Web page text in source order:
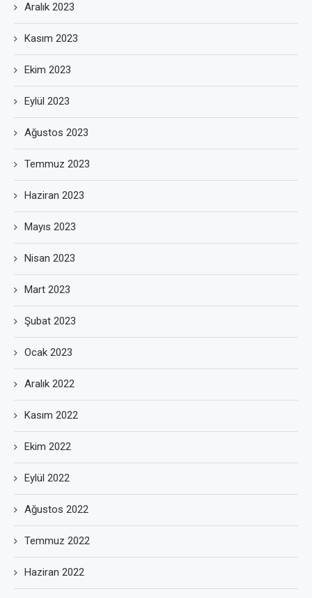
Aralık 2023
Kasım 2023
Ekim 2023
Eylül 2023
Ağustos 2023
Temmuz 2023
Haziran 2023
Mayıs 2023
Nisan 2023
Mart 2023
Şubat 2023
Ocak 2023
Aralık 2022
Kasım 2022
Ekim 2022
Eylül 2022
Ağustos 2022
Temmuz 2022
Haziran 2022